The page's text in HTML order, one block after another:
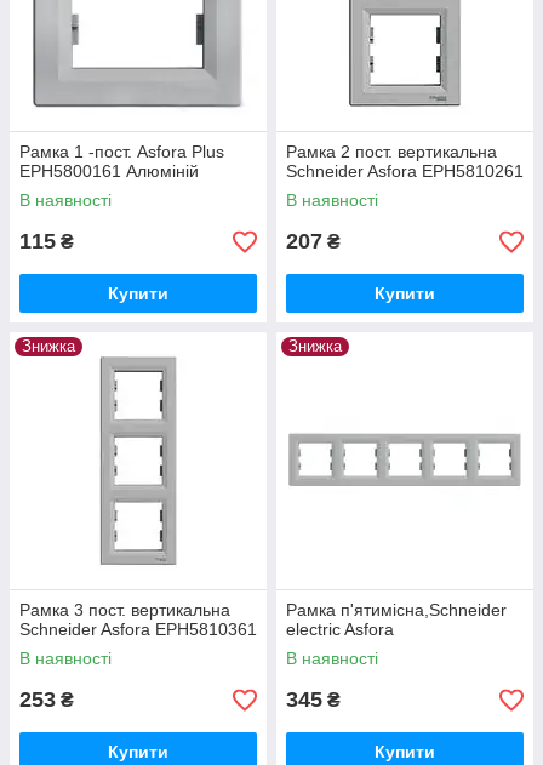
Рамка 1 -пост. Asfora Plus
EPH5800161 Алюміній
В наявності
115 ₴
Купити
Рамка 2 пост. вертикальна
Schneider Asfora EPH5810261
В наявності
207 ₴
Купити
Знижка
Рамка 3 пост. вертикальна
Schneider Asfora EPH5810361
В наявності
253 ₴
Купити
Знижка
Рамка п'ятимісна,Schneider
electric Asfora
В наявності
345 ₴
Купити